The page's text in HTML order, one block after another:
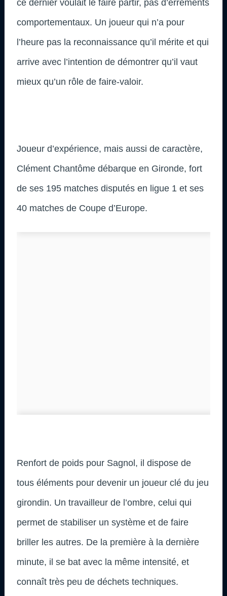
ce dernier voulait le faire partir, pas d’errements
comportementaux. Un joueur qui n’a pour
l’heure pas la reconnaissance qu’il mérite et qui
arrive avec l’intention de démontrer qu’il vaut
mieux qu’un rôle de faire-valoir.
Joueur d’expérience, mais aussi de caractère,
Clément Chantôme débarque en Gironde, fort
de ses 195 matches disputés en ligue 1 et ses
40 matches de Coupe d’Europe.
Renfort de poids pour Sagnol, il dispose de
tous éléments pour devenir un joueur clé du jeu
girondin. Un travailleur de l’ombre, celui qui
permet de stabiliser un système et de faire
briller les autres. De la première à la dernière
minute, il se bat avec la même intensité, et
connaît très peu de déchets techniques.